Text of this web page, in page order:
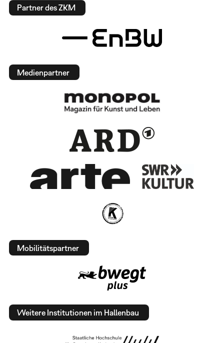
Partner des ZKM
Medienpartner
Mobilitätspartner
Weitere Institutionen im Hallenbau